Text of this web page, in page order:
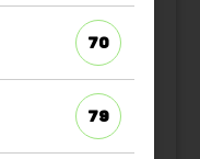
70
79